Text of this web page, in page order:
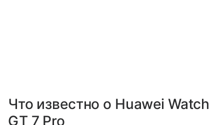
Что известно о Huawei Watch
GT 7 Pro